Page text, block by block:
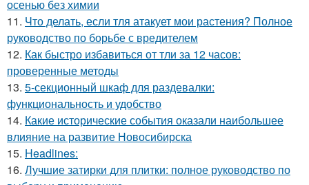
осенью без химии
11. Что делать, если тля атакует мои растения? Полное
руководство по борьбе с вредителем
12. Как быстро избавиться от тли за 12 часов:
проверенные методы
13. 5-секционный шкаф для раздевалки:
функциональность и удобство
14. Какие исторические события оказали наибольшее
влияние на развитие Новосибирска
15. Headlines:
16. Лучшие затирки для плитки: полное руководство по